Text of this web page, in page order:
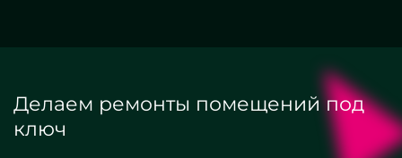
Делаем ремонты помещений под
ключ